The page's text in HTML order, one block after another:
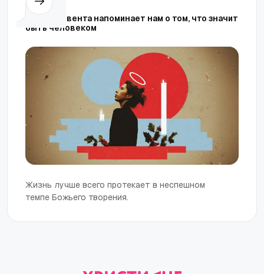
Время Адвента напоминает нам о том, что значит
быть человеком
Жизнь лучше всего протекает в неспешном
темпе Божьего творения.